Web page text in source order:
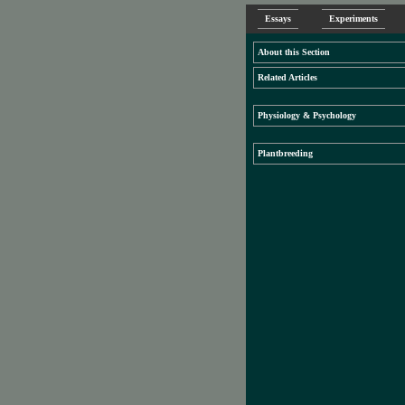
Essays Experiments
About this Section
Related Articles
Physiology & Psychology
Plantbreeding